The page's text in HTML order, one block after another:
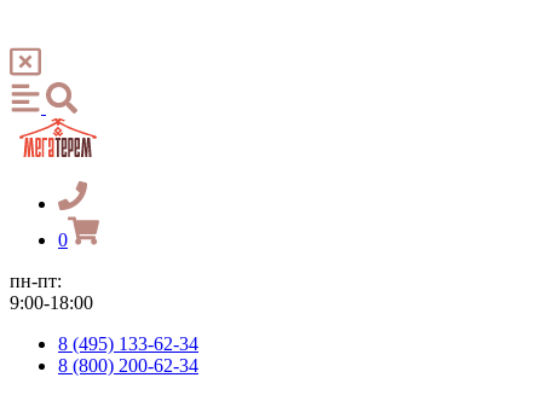
0
пн-пт:
9:00-18:00
8 (495) 133-62-34
8 (800) 200-62-34